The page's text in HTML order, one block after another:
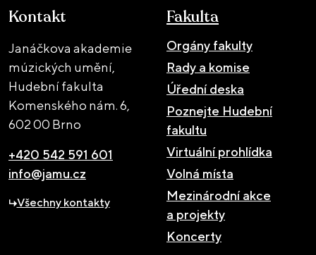
Kontakt
Janáčkova akademie
múzických umění,
Hudební fakulta
Komenského nám. 6,
602 00 Brno
+420 542 591 601
info@jamu.cz
Všechny kontakty
Fakulta
Orgány fakulty
Rady a komise
Úřední deska
Poznejte Hudební
fakultu
Virtuální prohlídka
Volná místa
Mezinárodní akce
a projekty
Koncerty